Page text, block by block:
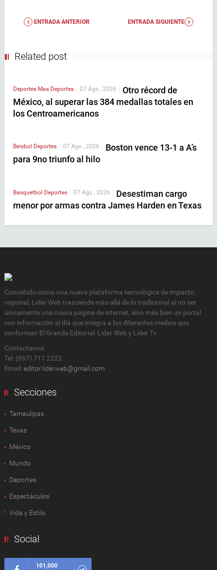
ENTRADA ANTERIOR ENTRADA SIGUIENTE
Related post
Deportes Mas Deportes | 07 Ago , 2026 | Otro récord de
México, al superar las 384 medallas totales en
los Centroamericanos
Beisbol Deportes 07 Ago , 2026
Boston vence 13-1 a A’s
para 9no triunfo al hilo
Basquetbol Deportes | 07 Ago , 2026 | Desestiman cargo
menor por armas contra James Harden en Texas
Concebido como una nueva plataforma tecnológica de impacto
regional, Lider Web trasciende más allá de lo tradicional al no ser
únicamente una nueva página de internet, sino más bien un portal
con información al día que integra a los diferentes medios que
conforman El Grande Editorial: Líder Web y Líder Tv
Contactanos:
Tel: (867) 711 2222
Email: editor.liderweb@gmail.com
Secciones
Tamaulipas
Texas
México
Mundo
Deportes
Espectàculos
Vida y Estilo
Social
101,000